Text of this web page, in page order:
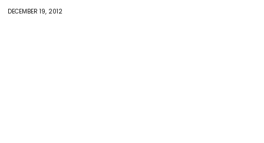
DECEMBER 19, 2012